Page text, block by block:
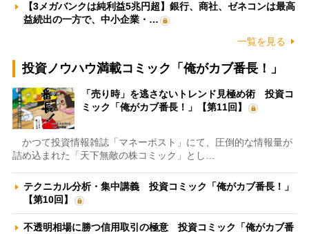
【3メガバンクは純利益5兆円超】銀行、商社、ゼネコンは最高
益続出の一方で、中小企業・…
一覧を見る
投資ノウハウ満載コミック「俺がカブ番長！」
「売り時」を逃さないトレンド見極め術 投資コ
ミック「俺がカブ番長！」【第11回】
かつて投資情報雑誌「マネーポスト」にて、圧倒的な情報量が
詰め込まれた「天下無敵の株コミック」とし…
テクニカル分析・集中講義 投資コミック「俺がカブ番長！」
【第10回】
不透明相場に勝つ信用取引の極意 投資コミック「俺がカブ番